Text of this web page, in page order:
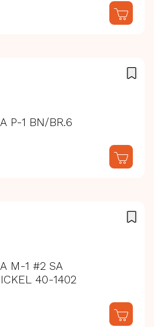
P-1 BN/BR.6
M-1 #2 SA
40-1402